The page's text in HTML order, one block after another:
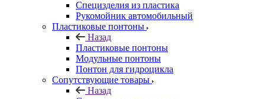
Специзделия из пластика
Рукомойник автомобильный
Пластиковые понтоны
Назад
Пластиковые понтоны
Модульные понтоны
Понтон для гидроцикла
Сопутствующие товары
Назад